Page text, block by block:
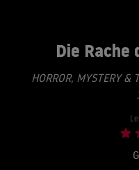
Die Rache
HORROR, MYSTERY &